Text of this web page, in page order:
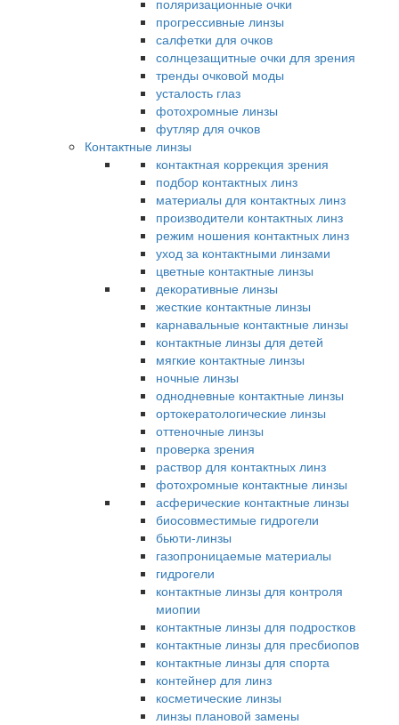
поляризационные очки
прогрессивные линзы
салфетки для очков
солнцезащитные очки для зрения
тренды очковой моды
усталость глаз
фотохромные линзы
футляр для очков
Контактные линзы
контактная коррекция зрения
подбор контактных линз
материалы для контактных линз
производители контактных линз
режим ношения контактных линз
уход за контактными линзами
цветные контактные линзы
декоративные линзы
жесткие контактные линзы
карнавальные контактные линзы
контактные линзы для детей
мягкие контактные линзы
ночные линзы
однодневные контактные линзы
ортокератологические линзы
оттеночные линзы
проверка зрения
раствор для контактных линз
фотохромные контактные линзы
асферические контактные линзы
биосовместимые гидрогели
бьюти-линзы
газопроницаемые материалы
гидрогели
контактные линзы для контроля
миопии
контактные линзы для подростков
контактные линзы для пресбиопов
контактные линзы для спорта
контейнер для линз
косметические линзы
линзы плановой замены